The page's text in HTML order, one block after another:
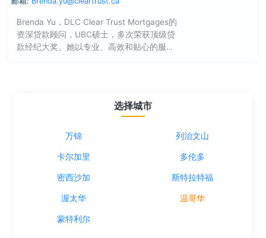
Brenda Yu，DLC Clear Trust Mortgages的
资深贷款顾问，UBC硕士，多次荣获顶级贷
款经纪大奖。她以专业、高效和贴心的服
选择城市
万锦 列治文山
卡尔加里 多伦多
密西沙加 斯特拉特福
渥太华 温哥华
蒙特利尔